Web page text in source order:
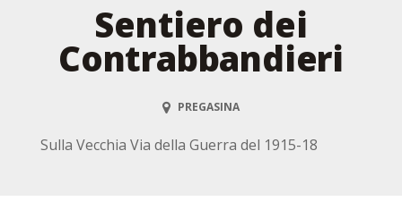
Sentiero dei
Contrabbandieri
PREGASINA
Sulla Vecchia Via della Guerra del 1915-18